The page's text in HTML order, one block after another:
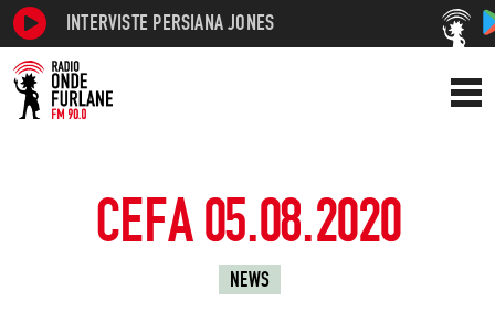
INTERVISTE PERSIANA JONES
CEFA 05.08.2020
NEWS